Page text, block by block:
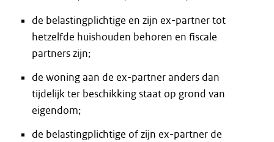
de belastingplichtige en zijn ex-partner tot
hetzelfde huishouden behoren en fiscale
partners zijn;
de woning aan de ex-partner anders dan
tijdelijk ter beschikking staat op grond van
eigendom;
de belastingplichtige of zijn ex-partner de